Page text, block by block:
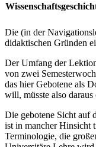
Die (in der
didaktischen Gründen
Der Umfang der
von zwei
das hier Gebotene als
will, müsste also
Die gebotene Sicht auf
ist in mancher Hinsicht
Terminologie, die